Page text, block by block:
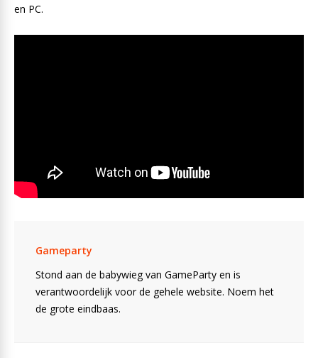
en PC.
Gameparty
Stond aan de babywieg van GameParty en is
verantwoordelijk voor de gehele website. Noem het
de grote eindbaas.